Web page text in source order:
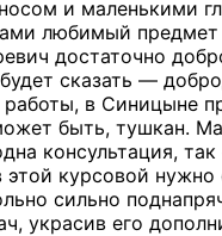
и маленькими
любимый
достаточно
сказать —
работы, в Синицыне
быть, тушкан.
консультация,
курсовой
сильно
украсив его